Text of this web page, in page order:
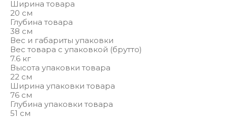
Ширина товара
20 см
Глубина товара
38 см
Вес и габариты упаковки
Вес товара с упаковкой (брутто)
7.6 кг
Высота упаковки товара
22 см
Ширина упаковки товара
76 см
Глубина упаковки товара
51 см